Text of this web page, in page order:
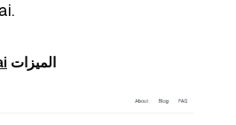
الميزات